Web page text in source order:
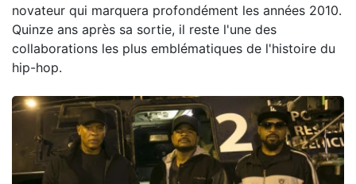
novateur qui marquera profondément les années 2010.
Quinze ans après sa sortie, il reste l'une des
collaborations les plus emblématiques de l'histoire du
hip-hop.